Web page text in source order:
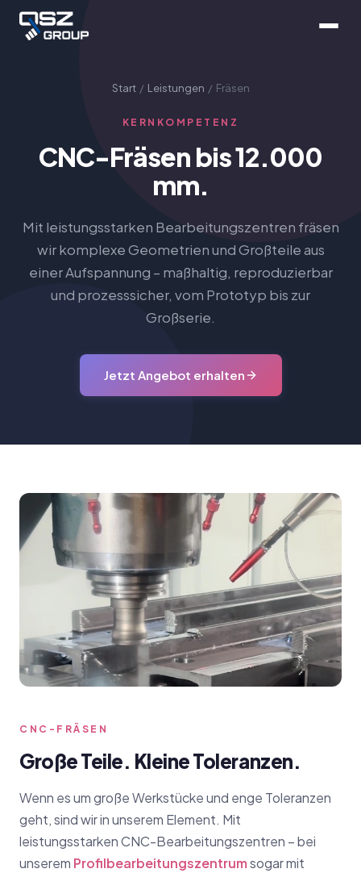
Start/ Leistungen / Fräsen
KERNKOMPETENZ
CNC-Fräsen bis 12.000
mm.
Mit leistungsstarken Bearbeitungszentren fräsen
wir komplexe Geometrien und Großteile aus
einer Aufspannung – maßhaltig, reproduzierbar
und prozesssicher, vom Prototyp bis zur
Großserie.
Jetzt Angebot erhalten
CNC-FRÄSEN
Große Teile. Kleine Toleranzen.
Wenn es um große Werkstücke und enge Toleranzen
geht, sind wir in unserem Element. Mit
leistungsstarken CNC-Bearbeitungszentren – bei
unserem Profilbearbeitungszentrumsogar mit